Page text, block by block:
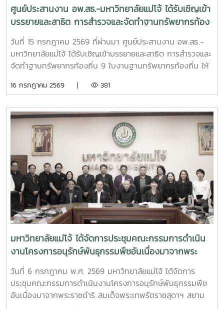
ศูนย์ประสานงาน อพ.สธ.-มหาวิทยาลัยแม่โจ้ ได้รับเชิญเข้า
บรรยายและสาธิต การสำรวจและจัดทำฐานทรัพยากรท้อง
ถิ่น 9 ใบงานฐานทรัพยากรท้องถิ่น
วันที่ 15 กรกฎาคม 2569 ที่ผ่านมา ศูนย์ประสานงาน อพ.สธ.-
มหาวิทยาลัยแม่โจ้ ได้รับเชิญเข้าบรรยายและสาธิต การสำรวจและ
จัดทำฐานทรัพยากรท้องถิ่น 9 ใบงานฐานทรัพยากรท้องถิ่น ให้
เพื่อให้นักศึกษาออกพื้นที่สำรวจได้อย่างมีประสิทธิภาพ และเข้าใจ
พัฒนาการท่องเที่ยว มหาวิทยาลัยแม่โจ้
16 กรกฎาคม 2569 | 381
มหาวิทยาลัยแม่โจ้ ได้จัดการประชุมคณะกรรมการดำเนิน
งานโครงการอนุรักษ์พันธุกรรมพืชอันเนื่องมาจากพระ
ราชดำริ สมเด็จพระเทพรัตราชสุดาฯ สยามบรมราชกุมารี
มหาวิทยาลัยแม่โจ้ (อพ.สธ.-มจ.) ครั้งที่ 1/2569
วันที่ 6 กรกฎาคม พ.ศ. 2569 มหาวิทยาลัยแม่โจ้ ได้จัดการ
ประชุมคณะกรรมการดำเนินงานโครงการอนุรักษ์พันธุกรรมพืช
อันเนื่องมาจากพระราชดำริ สมเด็จพระเทพรัตราชสุดาฯ สยาม